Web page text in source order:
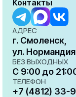
Контакты
АДРЕС
г. Смоленск,
ул.
БЕЗ ВЫХОДНЫХ
С 9:00 до
ТЕЛЕФОН
+7 (4812) 33-